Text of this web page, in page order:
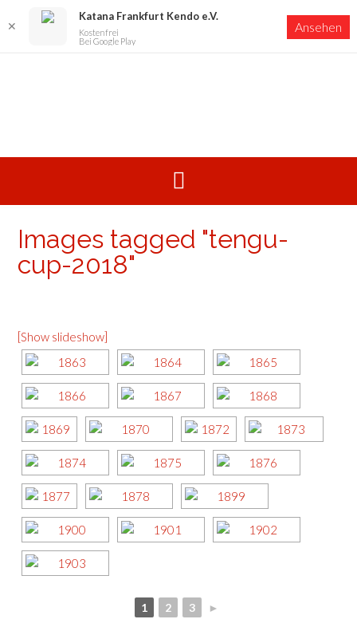
Images tagged "tengu-
cup-2018"
[Show slideshow]
1 2 3 ►
✕
Katana Frankfurt Kendo e.V.
Kostenfrei
Bei Google Play
Ansehen